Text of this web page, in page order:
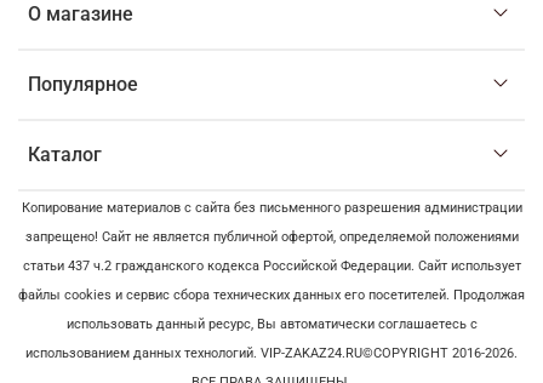
О магазине
Популярное
Каталог
Копирование материалов с сайта без письменного разрешения администрации
запрещено! Сайт не является публичной офертой, определяемой положениями
статьи 437 ч.2 гражданского кодекса Российской Федерации. Сайт использует
файлы cookies и сервис сбора технических данных его посетителей. Продолжая
использовать данный ресурс, Вы автоматически соглашаетесь с
использованием данных технологий. VIP-ZAKAZ24.RU©COPYRIGHT 2016-2026.